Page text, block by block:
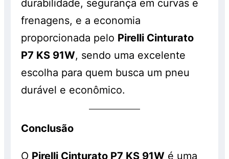
durabilidade, segurança em curvas e
frenagens, e a economia
proporcionada pelo Pirelli Cinturato
P7 KS 91W, sendo uma excelente
escolha para quem busca um pneu
durável e econômico.
Conclusão
O Pirelli Cinturato P7 KS 91W é uma